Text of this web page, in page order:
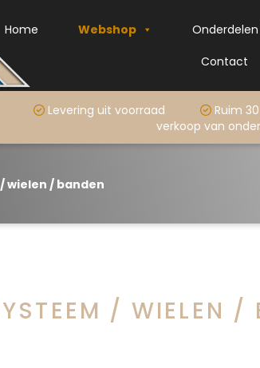
Home Webshop Onderdelen
Contact
Levering uit voorraad Ruim
verkoop van
wielen / banden
SYSTEEM / WIELEN /